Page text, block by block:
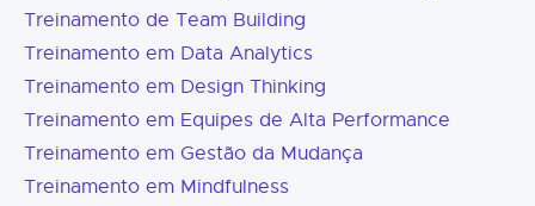
Treinamento de Team Building
Treinamento em Data Analytics
Treinamento em Design Thinking
Treinamento em Equipes de Alta Performance
Treinamento em Gestão da Mudança
Treinamento em Mindfulness